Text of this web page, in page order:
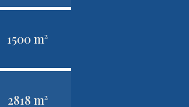
1500 m²
2818 m²